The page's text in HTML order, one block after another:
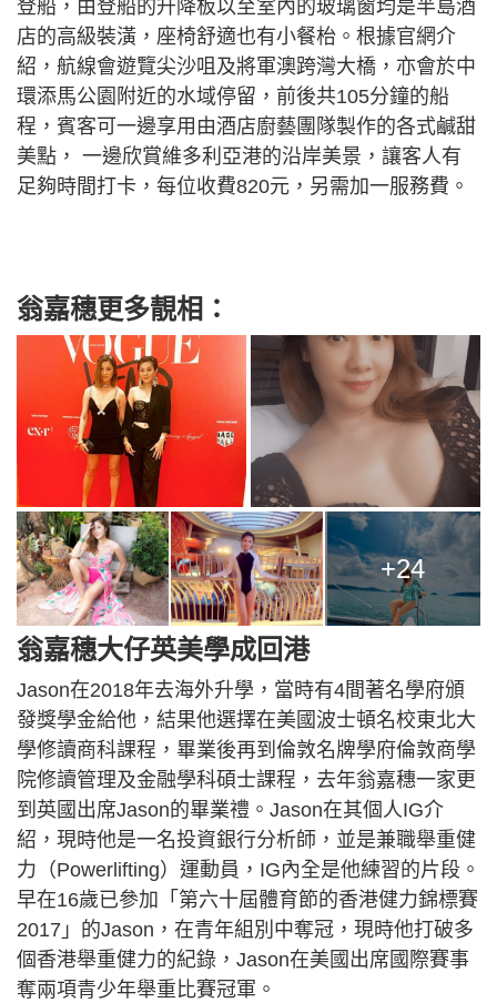
登船，由登船的升降板以至室內的玻璃窗均是半島酒
店的高級裝潢，座椅舒適也有小餐枱。根據官網介
紹，航線會遊覽尖沙咀及將軍澳跨灣大橋，亦會於中
環添馬公園附近的水域停留，前後共105分鐘的船
程，賓客可一邊享用由酒店廚藝團隊製作的各式鹹甜
美點， 一邊欣賞維多利亞港的沿岸美景，讓客人有
足夠時間打卡，每位收費820元，另需加一服務費。
翁嘉穗更多靚相：
+24
翁嘉穗大仔英美學成回港
Jason在2018年去海外升學，當時有4間著名學府頒
發獎學金給他，結果他選擇在美國波士頓名校東北大
學修讀商科課程，畢業後再到倫敦名牌學府倫敦商學
院修讀管理及金融學科碩士課程，去年翁嘉穗一家更
到英國出席Jason的畢業禮。Jason在其個人IG介
紹，現時他是一名投資銀行分析師，並是兼職舉重健
力（Powerlifting）運動員，IG內全是他練習的片段。
早在16歲已參加「第六十屆體育節的香港健力錦標賽
2017」的Jason，在青年組別中奪冠，現時他打破多
個香港舉重健力的紀錄，Jason在美國出席國際賽事
奪兩項青少年舉重比賽冠軍。